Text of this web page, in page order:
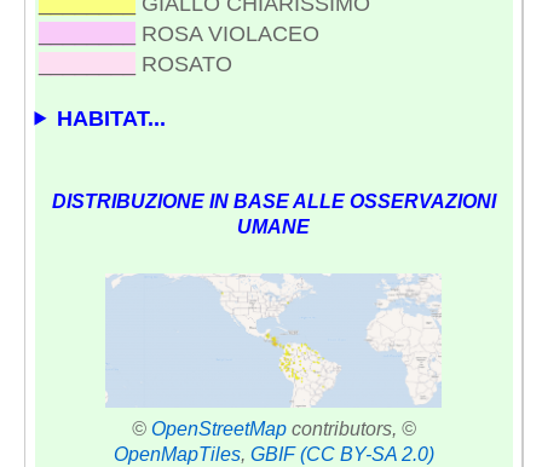
ROSA VIOLACEO
ROSATO
HABITAT...
DISTRIBUZIONE IN BASE ALLE OSSERVAZIONI
UMANE
© OpenStreetMapcontributors, ©
OpenMapTiles, GBIF (CC BY-SA 2.0)